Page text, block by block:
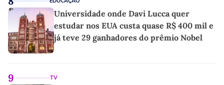
Universidade onde Davi Lucca quer
estudar nos EUA custa quase R$ 400 mil e
já teve 29 ganhadores do prêmio Nobel
9 TV